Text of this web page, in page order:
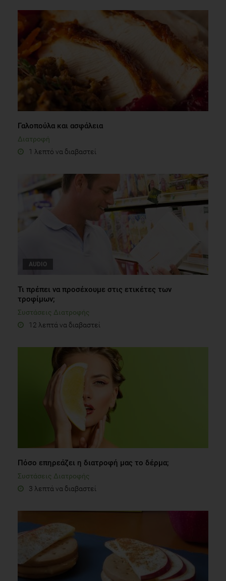
Γαλοπούλα και ασφάλεια
Διατροφή
1 λεπτό να διαβαστεί
AUDIO
Τι πρέπει να προσέχουμε στις ετικέτες των
τροφίμων;
Συστάσεις Διατροφής
12 λεπτά να διαβαστεί
Πόσο επηρεάζει η διατροφή μας το δέρμα;
Συστάσεις Διατροφής
3 λεπτά να διαβαστεί